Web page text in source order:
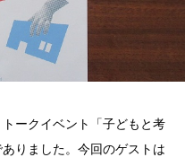
ークイベント「子どもと考
りました。今回のゲストは